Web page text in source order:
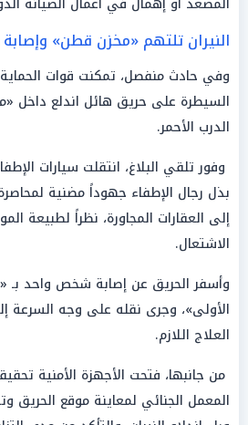
النيران تلتهم «مخزن قطن» وإصابة
وفي حادث منفصل، تمكنت قوات الحماية
السيطرة على حريق هائل اندلع داخل
الدرب الأحمر.
وفور تلقي البلاغ، انتقلت سيارات
بذل رجال الإطفاء جهوداً مضنية لمحاصرة
إلى العقارات المجاورة، نظراً لطبيعة
الاشتعال.
وأسفر الحريق عن إصابة شخص واحد بـ
الأولى»، وجرى نقله على وجه
العلاج اللازم.
من جانبها، فتحت الأجهزة الأمنية
المعمل الجنائي لمعاينة موقع الحريق